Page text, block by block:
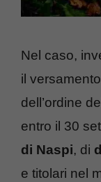
Nel caso,
il
dell’ordine
entro il 30
di Naspi, di
e titolari nel